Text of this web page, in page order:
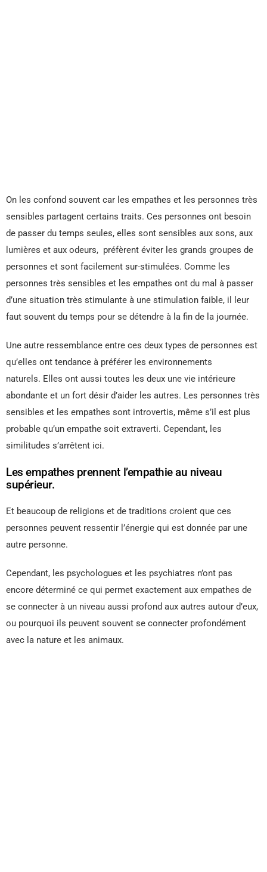
On les confond souvent car les empathes et les personnes très
sensibles partagent certains traits. Ces personnes ont besoin
de passer du temps seules, elles sont sensibles aux sons, aux
lumières et aux odeurs, préfèrent éviter les grands groupes de
personnes et sont facilement sur-stimulées. Comme les
personnes très sensibles et les empathes ont du mal à passer
d’une situation très stimulante à une stimulation faible, il leur
faut souvent du temps pour se détendre à la fin de la journée.
Une autre ressemblance entre ces deux types de personnes est
qu’elles ont tendance à préférer les environnements
naturels. Elles ont aussi toutes les deux une vie intérieure
abondante et un fort désir d’aider les autres. Les personnes très
sensibles et les empathes sont introvertis, même s’il est plus
probable qu’un empathe soit extraverti. Cependant, les
similitudes s’arrêtent ici.
Les empathes prennent l’empathie au niveau
supérieur.
Et beaucoup de religions et de traditions croient que ces
personnes peuvent ressentir l’énergie qui est donnée par une
autre personne.
Cependant, les psychologues et les psychiatres n’ont pas
encore déterminé ce qui permet exactement aux empathes de
se connecter à un niveau aussi profond aux autres autour d’eux,
ou pourquoi ils peuvent souvent se connecter profondément
avec la nature et les animaux.